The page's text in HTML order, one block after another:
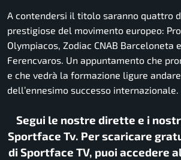
A contendersi il titolo saranno quattro
prestigiose del movimento europeo:
Olympiacos, Zodiac CNAB Barceloneta
Ferencvaros. Un appuntamento che
e che vedrà la formazione ligure
dell’ennesimo successo internazionale.
Segui le nostre dirette e i
Sportface Tv. Per scaricare
di Sportface TV, puoi accedere